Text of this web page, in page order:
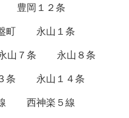
豊岡１２条
町
永山１条
山７条
永山８条
条
永山１４条
西神楽５線